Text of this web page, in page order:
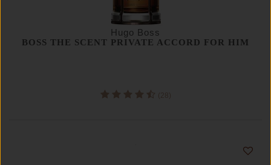
Hugo Boss
BOSS THE SCENT PRIVATE ACCORD FOR HIM
(28)